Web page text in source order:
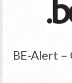
BE-Alert